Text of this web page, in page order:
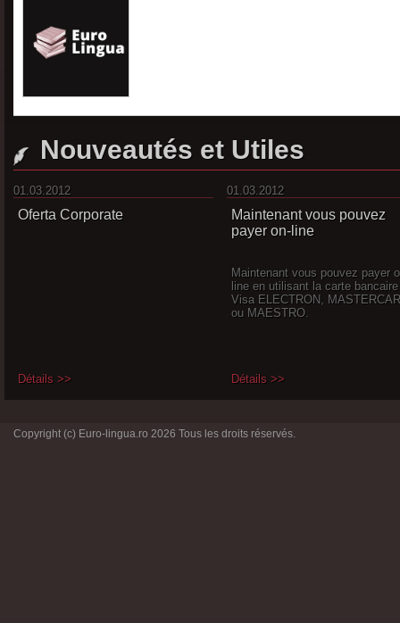
Nouveautés et Utiles
01.03.2012
Oferta Corporate
Détails >>
01.03.2012
Maintenant vous pouvez
payer on-line
Maintenant vous pouvez payer
line en utilisant la carte bancaire
Visa ELECTRON,
ou MAESTRO.
Détails >>
Copyright (c) Euro-lingua.ro 2026 Tous les droits réservés.